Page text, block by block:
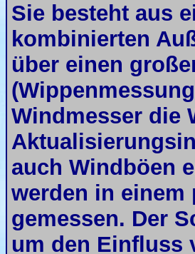
Sie besteht aus
kombinierten
über einen
Windmesser die
auch Windböen
werden in
gemessen. Der
um den Einfluss